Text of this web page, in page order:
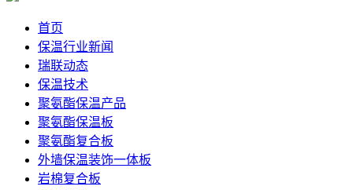
首页
保温行业新闻
瑞联动态
保温技术
聚氨酯保温产品
聚氨酯保温板
聚氨酯复合板
外墙保温装饰一体板
岩棉复合板